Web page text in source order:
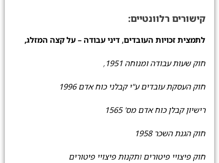
קישורים רלוונטיים:
לתמצית זכויות העובדים,דיני עבודה – על קצה המזלג,
חוק שעות עבודה ומנוחה 1951 ,
חוק העסקת עובדים ע"י קבלני כוח אדם 1996
רישיון קבלן כוח אדם מס' 1565
חוק הגנת השכר 1958
חוק פיצויי פיטוריםותקנות פיצויי פיטורים